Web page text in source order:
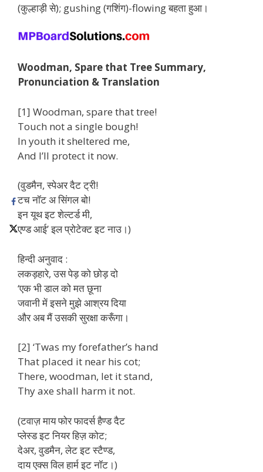
(कुल्हाड़ी से); gushing (गशिंग)-flowing बहता हुआ।
Woodman, Spare that Tree Summary,
Pronunciation & Translation
[1] Woodman, spare that tree!
Touch not a single bough!
In youth it sheltered me,
And I’ll protect it now.
(वुडमैन, स्पेअर दैट ट्री!
टच नॉट अ सिंगल बो!
इन यूथ इट शेल्टर्ड मी,
एण्ड आई’ इल प्रोटेक्ट इट नाउ।)
हिन्दी अनुवाद :
लकड़हारे, उस पेड़ को छोड़ दो
‘एक भी डाल को मत छूना
जवानी में इसने मुझे आश्रय दिया
और अब मैं उसकी सुरक्षा करूँगा।
[2] ‘Twas my forefather’s hand
That placed it near his cot;
There, woodman, let it stand,
Thy axe shall harm it not.
(टवाज़ माय फोर फादर्स हैण्ड दैट
प्लेस्ड इट नियर हिज़ कोट;
देअर, वुडमैन, लेट इट स्टैण्ड,
दाय एक्स विल हार्म इट नॉट।)